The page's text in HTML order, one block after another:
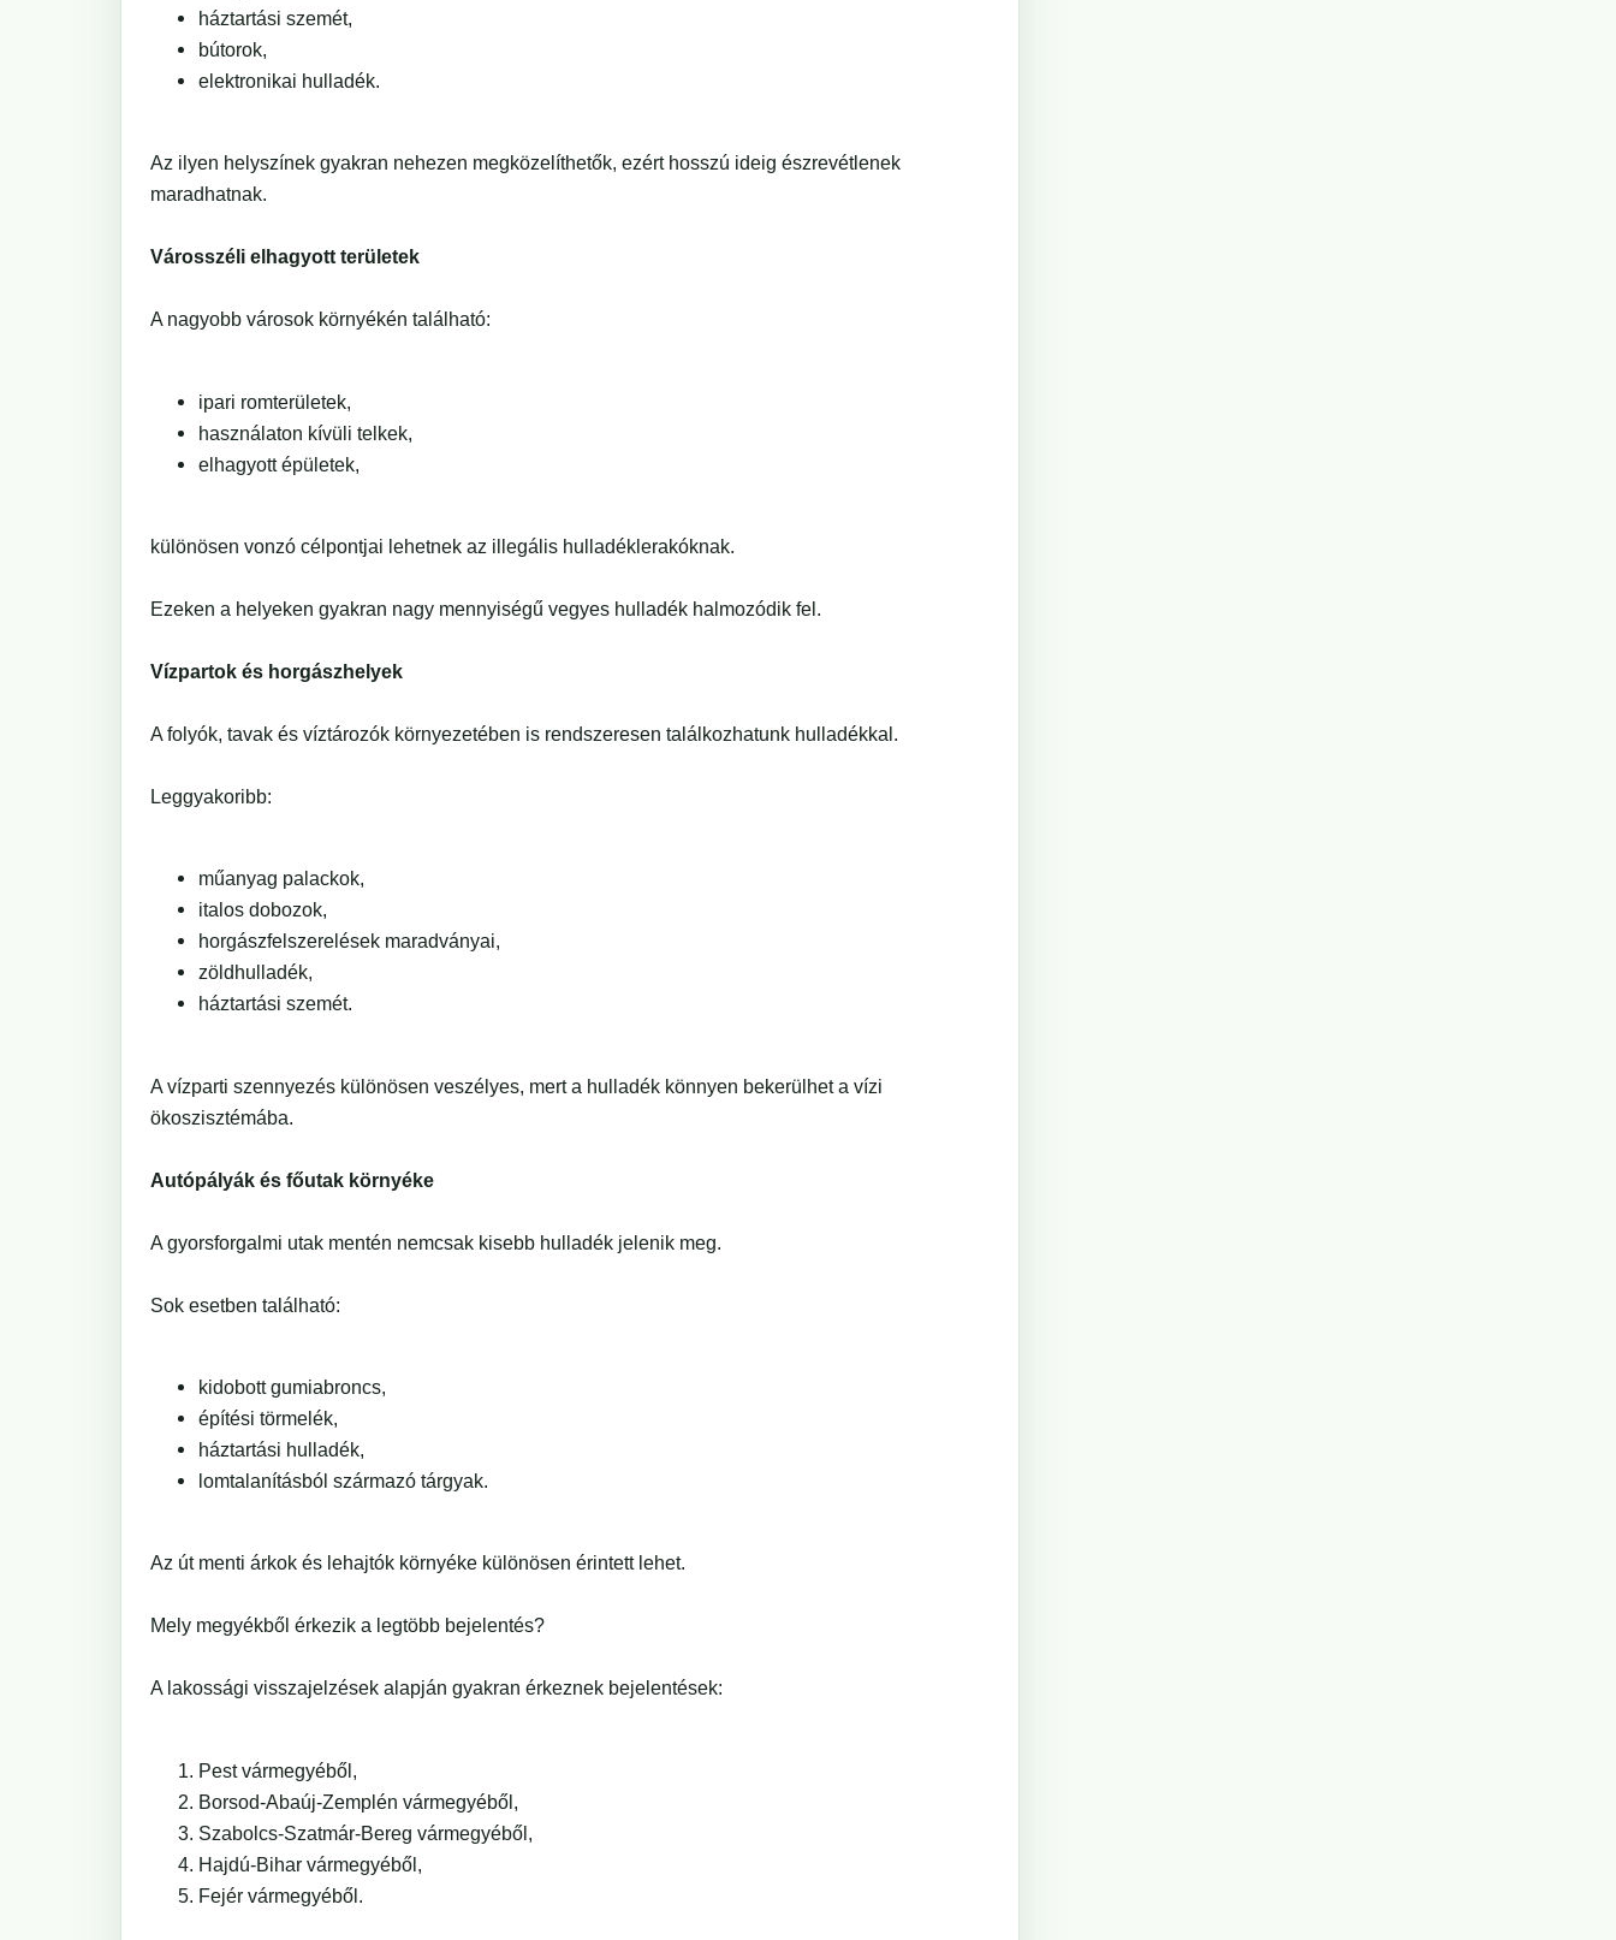
háztartási szemét,
bútorok,
elektronikai hulladék.
Az ilyen helyszínek gyakran nehezen megközelíthetők, ezért hosszú ideig észrevétlenek
maradhatnak.
Városszéli elhagyott területek
A nagyobb városok környékén található:
ipari romterületek,
használaton kívüli telkek,
elhagyott épületek,
különösen vonzó célpontjai lehetnek az illegális hulladéklerakóknak.
Ezeken a helyeken gyakran nagy mennyiségű vegyes hulladék halmozódik fel.
Vízpartok és horgászhelyek
A folyók, tavak és víztározók környezetében is rendszeresen találkozhatunk hulladékkal.
Leggyakoribb:
műanyag palackok,
italos dobozok,
horgászfelszerelések maradványai,
zöldhulladék,
háztartási szemét.
A vízparti szennyezés különösen veszélyes, mert a hulladék könnyen bekerülhet a vízi
ökoszisztémába.
Autópályák és főutak környéke
A gyorsforgalmi utak mentén nemcsak kisebb hulladék jelenik meg.
Sok esetben található:
kidobott gumiabroncs,
építési törmelék,
háztartási hulladék,
lomtalanításból származó tárgyak.
Az út menti árkok és lehajtók környéke különösen érintett lehet.
Mely megyékből érkezik a legtöbb bejelentés?
A lakossági visszajelzések alapján gyakran érkeznek bejelentések:
Pest vármegyéből,
Borsod-Abaúj-Zemplén vármegyéből,
Szabolcs-Szatmár-Bereg vármegyéből,
Hajdú-Bihar vármegyéből,
Fejér vármegyéből.